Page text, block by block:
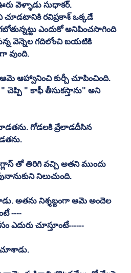
ఆ రోజు ఏదో పని మీద ప్రక్క ఊరు వెళ్ళాడు సుధాకర్‌.
ఎందుకో అనిపించసాగింది
వెన్నెల గదిలోంచి బయటికి
వుంది.
ఆహ్వానించి కుర్చీ చూపించింది.
చెప్పి " కాఫీ తీసుకస్తాను" అని
నిలుచుంది.
----
చూస్తూంటే------
చూశాడు.